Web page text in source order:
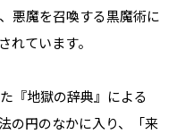
悪魔を召喚する黒魔術に
れています。
『地獄の辞典』による
の円のなかに入り、「来